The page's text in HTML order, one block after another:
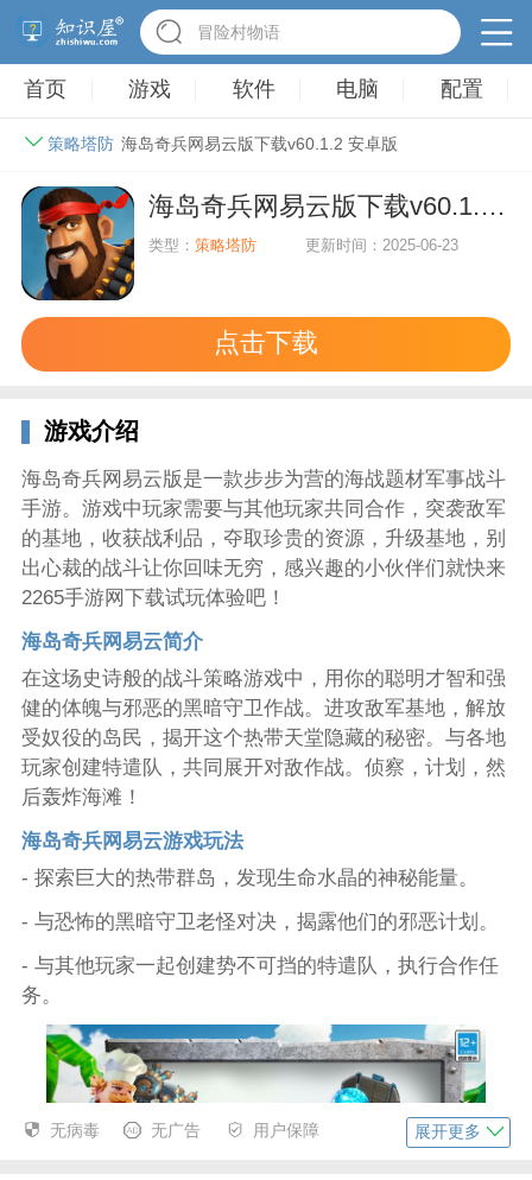
冒险村物语
首页 游戏 软件 电脑 配置
策略塔防 海岛奇兵网易云版下载v60.1.2 安卓版
海岛奇兵网易云版下载v60.1.2 安卓版
类型：策略塔防 更新时间：2025-06-23
点击下载
游戏介绍
海岛奇兵网易云版是一款步步为营的海战题材军事战斗
手游。游戏中玩家需要与其他玩家共同合作，突袭敌军
的基地，收获战利品，夺取珍贵的资源，升级基地，别
出心裁的战斗让你回味无穷，感兴趣的小伙伴们就快来
2265手游网下载试玩体验吧！
海岛奇兵网易云简介
在这场史诗般的战斗策略游戏中，用你的聪明才智和强
健的体魄与邪恶的黑暗守卫作战。进攻敌军基地，解放
受奴役的岛民，揭开这个热带天堂隐藏的秘密。与各地
玩家创建特遣队，共同展开对敌作战。侦察，计划，然
后轰炸海滩！
海岛奇兵网易云游戏玩法
- 探索巨大的热带群岛，发现生命水晶的神秘能量。
- 与恐怖的黑暗守卫老怪对决，揭露他们的邪恶计划。
- 与其他玩家一起创建势不可挡的特遣队，执行合作任
务。
无病毒 无广告 用户保障 展开更多